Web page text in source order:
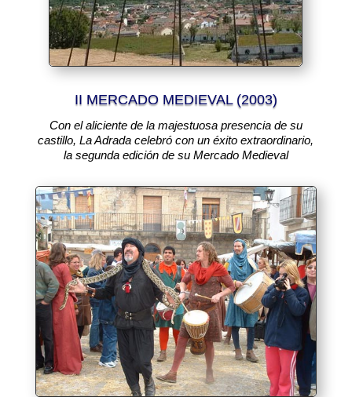
II MERCADO MEDIEVAL (2003)
Con el aliciente de la majestuosa presencia de su
castillo, La Adrada celebró con un éxito extraordinario,
la segunda edición de su Mercado Medieval